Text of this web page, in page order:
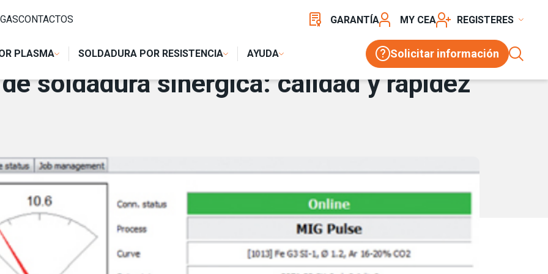
PLASMA SOLDADURA POR RESISTENCIA AYUDA Solicitar información
CONTACTOS GARANTÍA MY CEA REGISTER
soldadura sinérgica: calidad y rapidez